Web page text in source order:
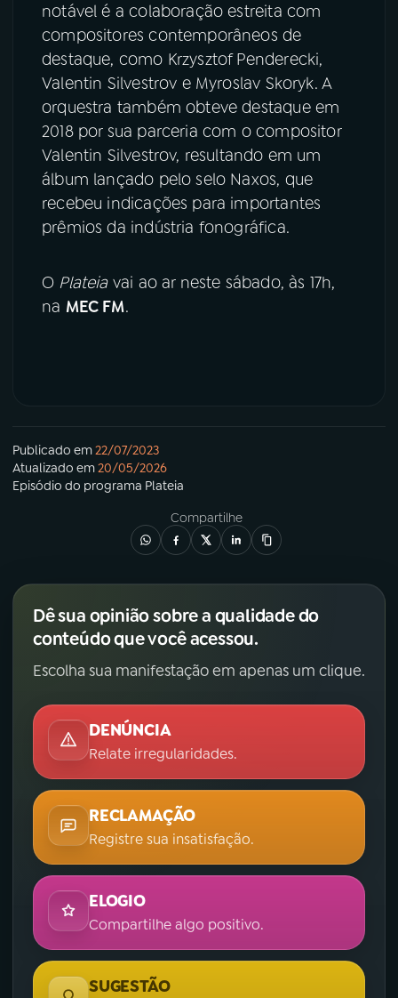
notável é a colaboração estreita com
compositores contemporâneos de
destaque, como Krzysztof Penderecki,
Valentin Silvestrov e Myroslav Skoryk. A
orquestra também obteve destaque em
2018 por sua parceria com o compositor
Valentin Silvestrov, resultando em um
álbum lançado pelo selo Naxos, que
recebeu indicações para importantes
prêmios da indústria fonográfica.
O Plateiavai ao ar neste sábado, às 17h,
na MEC FM.
Publicado em22/07/2023
Atualizado em20/05/2026
Episódio do programa Plateia
Compartilhe
Dê sua opinião sobre a qualidade do
conteúdo que você acessou.
Escolha sua manifestação em apenas um clique.
DENÚNCIA
Relate irregularidades.
RECLAMAÇÃO
Registre sua insatisfação.
ELOGIO
Compartilhe algo positivo.
SUGESTÃO